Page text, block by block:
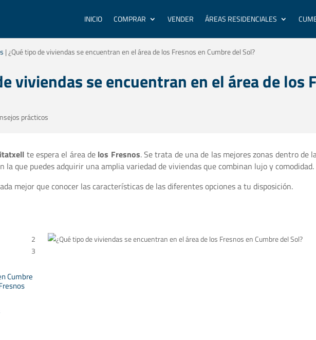
INICIO COMPRAR VENDER ÁREAS RESIDENCIALES
|¿Qué tipo de viviendas se encuentran en el área de los Fresnos en Cumbre del Sol?
viviendas se encuentran en el área de los
prácticos
te espera el área de los Fresnos. Se trata de una de las mejores zonas dentro de
la que puedes adquirir una amplia variedad de viviendas que combinan lujo y comodidad.
mejor que conocer las características de las diferentes opciones a tu disposición.
2
3
Cumbre